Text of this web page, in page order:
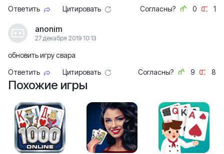
Ответить
Цитировать Согласны? 0 1
anonim
27 декабря 2019 10:13
обновить игру свара
Ответить
Цитировать Согласны? 9 8
Похожие игры